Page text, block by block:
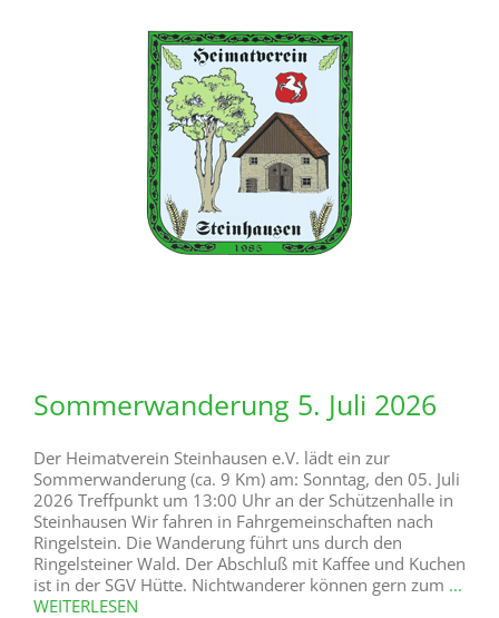
Sommerwanderung 5. Juli 2026
Der Heimatverein Steinhausen e.V. lädt ein zur
Sommerwanderung (ca. 9 Km) am: Sonntag, den 05. Juli
2026 Treffpunkt um 13:00 Uhr an der Schützenhalle in
Steinhausen Wir fahren in Fahrgemeinschaften nach
Ringelstein. Die Wanderung führt uns durch den
Ringelsteiner Wald. Der Abschluß mit Kaffee und Kuchen
ist in der SGV Hütte. Nichtwanderer können gern zum ...
WEITERLESEN